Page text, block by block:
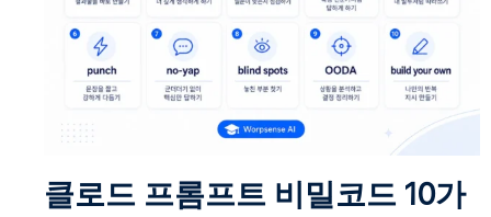
클로드 프롬프트 비밀코드 10가